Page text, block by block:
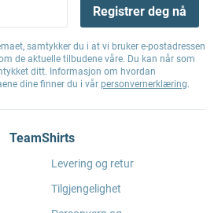
Registrer deg nå
samtykker du i at vi bruker e-postadressen
de aktuelle tilbudene våre. Du kan når som
ditt. Informasjon om hvordan
dine finner du i vår personvernerklæring.
TeamShirts
Levering og retur
Tilgjengelighet